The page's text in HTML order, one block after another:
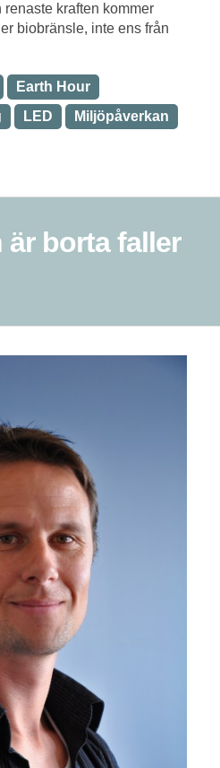
kraften kommer
biobränsle, inte ens från
Earth Hour
LED
Miljöpåverkan
är borta faller